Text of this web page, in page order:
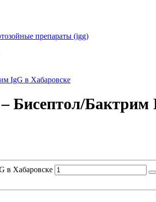
препараты (igg)
IgG в Хабаровске
Бактрим
в Хабаровске